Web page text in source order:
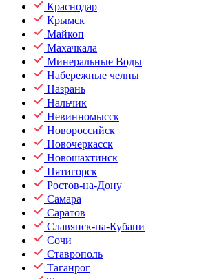
Краснодар
Крымск
Майкоп
Махачкала
Минеральные Воды
Набережные челны
Назрань
Нальчик
Невинномысск
Новороссийск
Новочеркасск
Новошахтинск
Пятигорск
Ростов-на-Дону
Самара
Саратов
Славянск-на-Кубани
Сочи
Ставрополь
Таганрог